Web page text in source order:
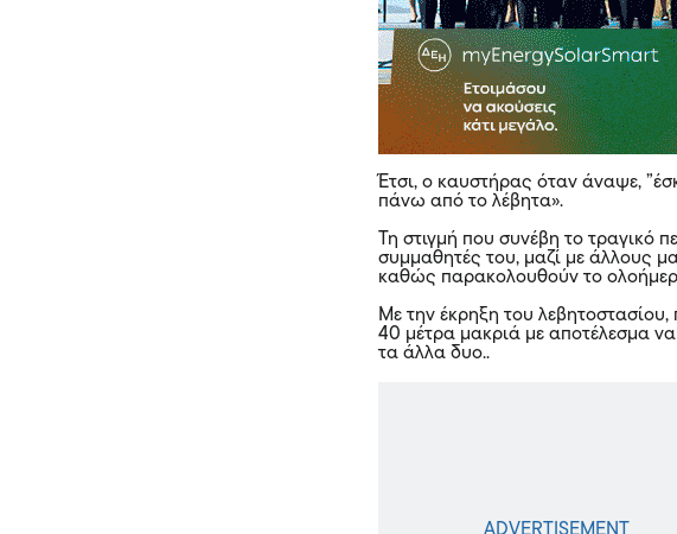
Έτσι, ο καυστήρας όταν άναψε,
πάνω από το λέβητα».
Τη στιγμή που συνέβη το τραγικό
συμμαθητές του, μαζί με άλλους
καθώς παρακολουθούν το
Με την έκρηξη του λεβητοστασίου,
40 μέτρα μακριά με αποτέλεσμα
τα άλλα δυο..